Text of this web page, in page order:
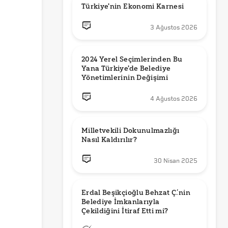
Türkiye'nin Ekonomi Karnesi
3 Ağustos 2026
2024 Yerel Seçimlerinden Bu
Yana Türkiye'de Belediye
Yönetimlerinin Değişimi
4 Ağustos 2026
Milletvekili Dokunulmazlığı
Nasıl Kaldırılır?
30 Nisan 2025
Erdal Beşikçioğlu Behzat Ç.’nin
Belediye İmkanlarıyla